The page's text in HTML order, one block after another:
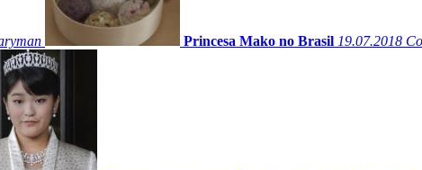
Princesa Mako no Brasil 19.07.2018